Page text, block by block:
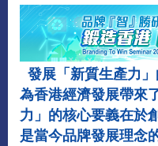
發展「新質生產力
為香港經濟發展帶來
力」的核心要義在於
是當今品牌發展理念